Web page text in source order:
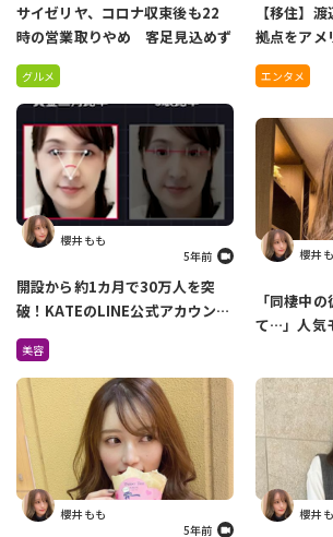
サイゼリヤ、コロナ収束後も22
時の営業取りやめ 客足見込めず
グルメ
【移住】
拠点をア
ターテイナ
エンタメ
櫻井 もも
5年前
開設から約1カ月で30万人を突
破！KATEのLINE公式アカウント
でできるメイク診断がすごすぎ
る！
美容
櫻井
「同棲中
て…」人気
櫻井 もも
5年前
櫻井